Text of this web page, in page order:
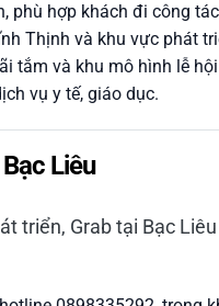
phù hợp khách đi công
Thịnh và khu vực phát
tắm và khu mô hình lễ
vụ y tế, giáo dục.
Liêu
triển, Grab tại Bạc